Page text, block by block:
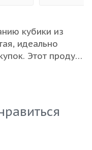
кубики из
идеально
Этот продукт
его
Филе